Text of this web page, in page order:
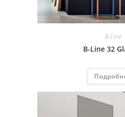
B-Line
B-Line 32